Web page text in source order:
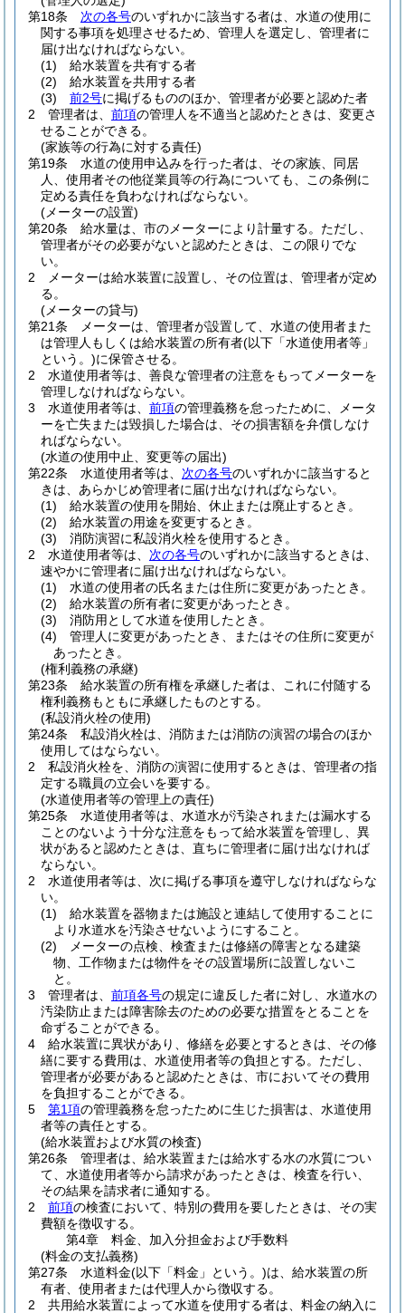
第18条
次の各号のいずれかに該当する者は、水道の使用に
関する事項を処理させるため、管理人を選定し、管理者に
届け出なければならない。
(1)
給水装置を共有する者
(2)
給水装置を共用する者
(3)
前2号に掲げるもののほか、管理者が必要と認めた者
2
管理者は、 前項の管理人を不適当と認めたときは、変更さ
せることができる。
(家族等の行為に対する責任)
第19条
水道の使用申込みを行った者は、その家族、同居
人、使用者その他従業員等の行為についても、この条例に
定める責任を負わなければならない。
(メーターの設置)
第20条
給水量は、市のメーターにより計量する。 ただし、
管理者がその必要がないと認めたときは、この限りでな
い。
2
メーターは給水装置に設置し、その位置は、管理者が定め
る。
(メーターの貸与)
第21条
メーターは、管理者が設置して、水道の使用者また
は管理人もしくは給水装置の所有者(以下「水道使用者等」
という。)に保管させる。
2
水道使用者等は、善良な管理者の注意をもってメーターを
管理しなければならない。
3
水道使用者等は、 前項の管理義務を怠ったために、メータ
ーを亡失または毀損した場合は、その損害額を弁償しなけ
ればならない。
(水道の使用中止、変更等の届出)
第22条
水道使用者等は、 次の各号のいずれかに該当すると
きは、あらかじめ管理者に届け出なければならない。
(1)
給水装置の使用を開始、休止または廃止するとき。
(2)
給水装置の用途を変更するとき。
(3)
消防演習に私設消火栓を使用するとき。
2
水道使用者等は、 次の各号のいずれかに該当するときは、
速やかに管理者に届け出なければならない。
(1)
水道の使用者の氏名または住所に変更があったとき。
(2)
給水装置の所有者に変更があったとき。
(3)
消防用として水道を使用したとき。
(4)
管理人に変更があったとき、またはその住所に変更が
あったとき。
(権利義務の承継)
第23条
給水装置の所有権を承継した者は、これに付随する
権利義務もともに承継したものとする。
(私設消火栓の使用)
第24条
私設消火栓は、消防または消防の演習の場合のほか
使用してはならない。
2
私設消火栓を、消防の演習に使用するときは、管理者の指
定する職員の立会いを要する。
(水道使用者等の管理上の責任)
第25条
水道使用者等は、水道水が汚染されまたは漏水する
ことのないよう十分な注意をもって給水装置を管理し、異
状があると認めたときは、直ちに管理者に届け出なければ
ならない。
2
水道使用者等は、次に掲げる事項を遵守しなければならな
い。
(1)
給水装置を器物または施設と連結して使用することに
より水道水を汚染させないようにすること。
(2)
メーターの点検、検査または修繕の障害となる建築
物、工作物または物件をその設置場所に設置しないこ
と。
3
管理者は、 前項各号の規定に違反した者に対し、水道水の
汚染防止または障害除去のための必要な措置をとることを
命ずることができる。
4
給水装置に異状があり、修繕を必要とするときは、その修
繕に要する費用は、水道使用者等の負担とする。 ただし、
管理者が必要があると認めたときは、市においてその費用
を負担することができる。
5
第1項の管理義務を怠ったために生じた損害は、水道使用
者等の責任とする。
(給水装置および水質の検査)
第26条
管理者は、給水装置または給水する水の水質につい
て、水道使用者等から請求があったときは、検査を行い、
その結果を請求者に通知する。
2
前項の検査において、特別の費用を要したときは、その実
費額を徴収する。
第4章
料金、加入分担金および手数料
(料金の支払義務)
第27条
水道料金(以下「料金」という。)は、給水装置の所
有者、使用者または代理人から徴収する。
2
共用給水装置によって水道を使用する者は、料金の納入に